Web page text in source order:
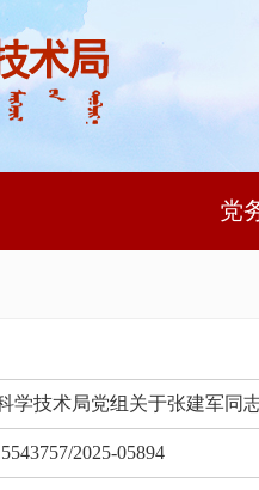
党
学技术局党组关于张建军同
2025-05894